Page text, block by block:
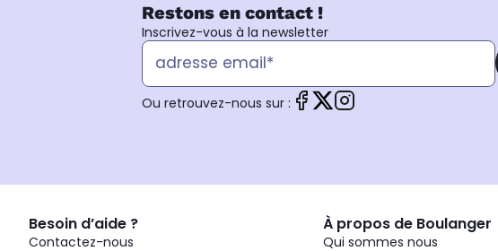
Restons en contact !
Inscrivez-vous à la newsletter
Ou retrouvez-nous sur :
Besoin d’aide ?
Contactez-nous
À propos de Boulanger
Qui sommes nous